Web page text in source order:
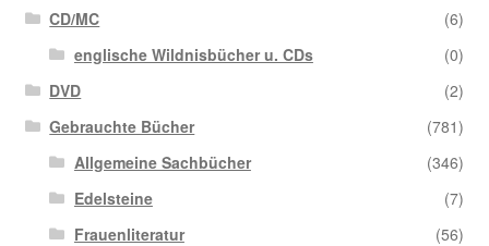
CD/MC
(6)
englische Wildnisbücher u. CDs
(0)
DVD
(2)
Gebrauchte Bücher
(781)
Allgemeine Sachbücher
(346)
Edelsteine
(7)
Frauenliteratur
(56)